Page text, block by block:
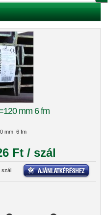
mm 6 fm
mm 6 fm
Ft / szál
szál